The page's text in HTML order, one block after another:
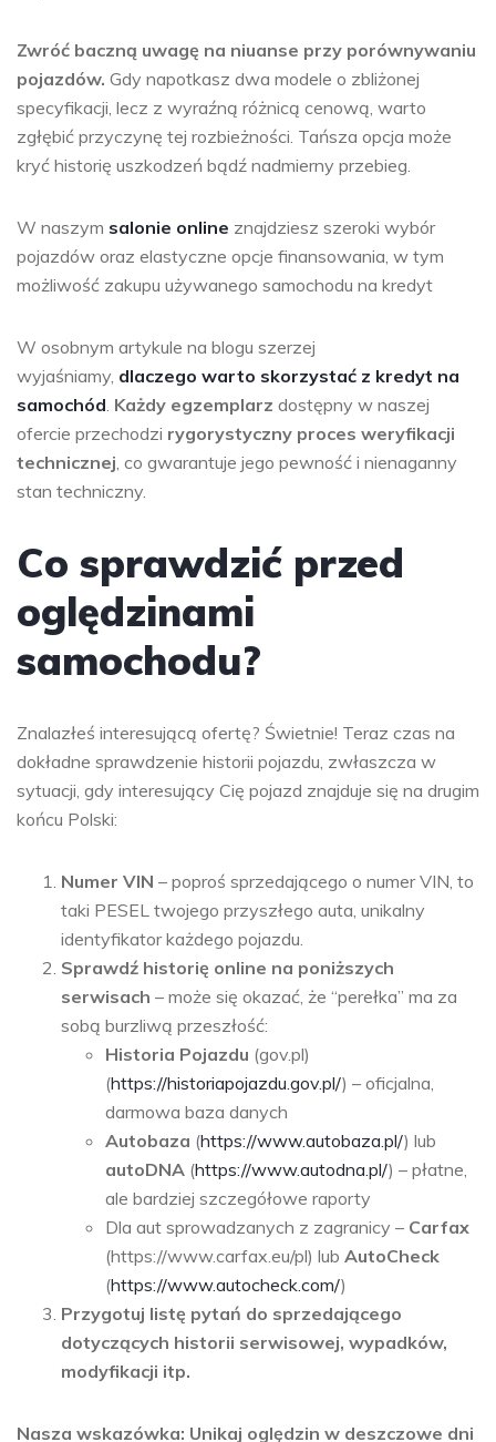
Zwróć baczną uwagę na niuanse przy porównywaniu
pojazdów. Gdy napotkasz dwa modele o zbliżonej
specyfikacji, lecz z wyraźną różnicą cenową, warto
zgłębić przyczynę tej rozbieżności. Tańsza opcja może
kryć historię uszkodzeń bądź nadmierny przebieg.
W naszym salonie online znajdziesz szeroki wybór
pojazdów oraz elastyczne opcje finansowania, w tym
możliwość zakupu używanego samochodu na kredyt
W osobnym artykule na blogu szerzej
wyjaśniamy, dlaczego warto skorzystać z kredyt na
samochód Każdy egzemplarz dostępny w naszej
ofercie przechodzi rygorystyczny proces weryfikacji
technicznej , co gwarantuje jego pewność i nienaganny
stan techniczny.
Co sprawdzić przed
oględzinami
samochodu?
Znalazłeś interesującą ofertę? Świetnie! Teraz czas na
dokładne sprawdzenie historii pojazdu, zwłaszcza w
sytuacji, gdy interesujący Cię pojazd znajduje się na drugim
końcu Polski:
Numer VIN – poproś sprzedającego o numer VIN, to
taki PESEL twojego przyszłego auta, unikalny
identyfikator każdego pojazdu.
Sprawdź historię online na poniższych
serwisach – może się okazać, że “perełka” ma za
sobą burzliwą przeszłość:
Historia Pojazdu (gov.pl)
(https://historiapojazdu.gov.pl/) – oficjalna,
darmowa baza danych
Autobaza (https://www.autobaza.pl/) lub
autoDNA (https://www.autodna.pl/) – płatne,
ale bardziej szczegółowe raporty
Dla aut sprowadzanych z zagranicy – Carfax
(https://www.carfax.eu/pl) lub AutoCheck
(https://www.autocheck.com/)
Przygotuj listę pytań do sprzedającego
dotyczących historii serwisowej, wypadków,
modyfikacji itp.
Nasza wskazówka: Unikaj oględzin w deszczowe dni